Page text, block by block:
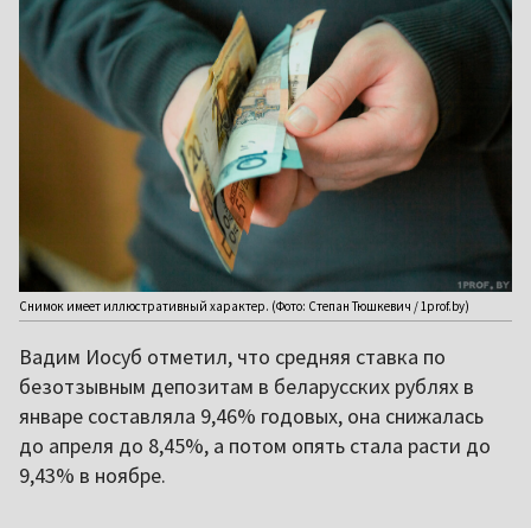
Снимок имеет иллюстративный характер. (Фото: Степан Тюшкевич / 1prof.by)
Вадим Иосуб отметил, что средняя ставка по
безотзывным депозитам в беларусских рублях в
январе составляла 9,46% годовых, она снижалась
до апреля до 8,45%, а потом опять стала расти до
9,43% в ноябре.